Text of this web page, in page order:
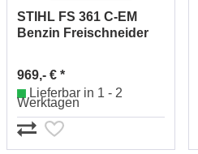
STIHL FS 361 C-EM
Benzin Freischneider
969,- € *
Lieferbar in 1 - 2
Werktagen